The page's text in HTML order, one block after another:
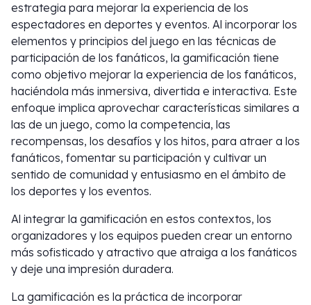
estrategia para mejorar la experiencia de los
espectadores en deportes y eventos. Al incorporar los
elementos y principios del juego en las técnicas de
participación de los fanáticos, la gamificación tiene
como objetivo mejorar la experiencia de los fanáticos,
haciéndola más inmersiva, divertida e interactiva. Este
enfoque implica aprovechar características similares a
las de un juego, como la competencia, las
recompensas, los desafíos y los hitos, para atraer a los
fanáticos, fomentar su participación y cultivar un
sentido de comunidad y entusiasmo en el ámbito de
los deportes y los eventos.
Al integrar la gamificación en estos contextos, los
organizadores y los equipos pueden crear un entorno
más sofisticado y atractivo que atraiga a los fanáticos
y deje una impresión duradera.
La gamificación es la práctica de incorporar